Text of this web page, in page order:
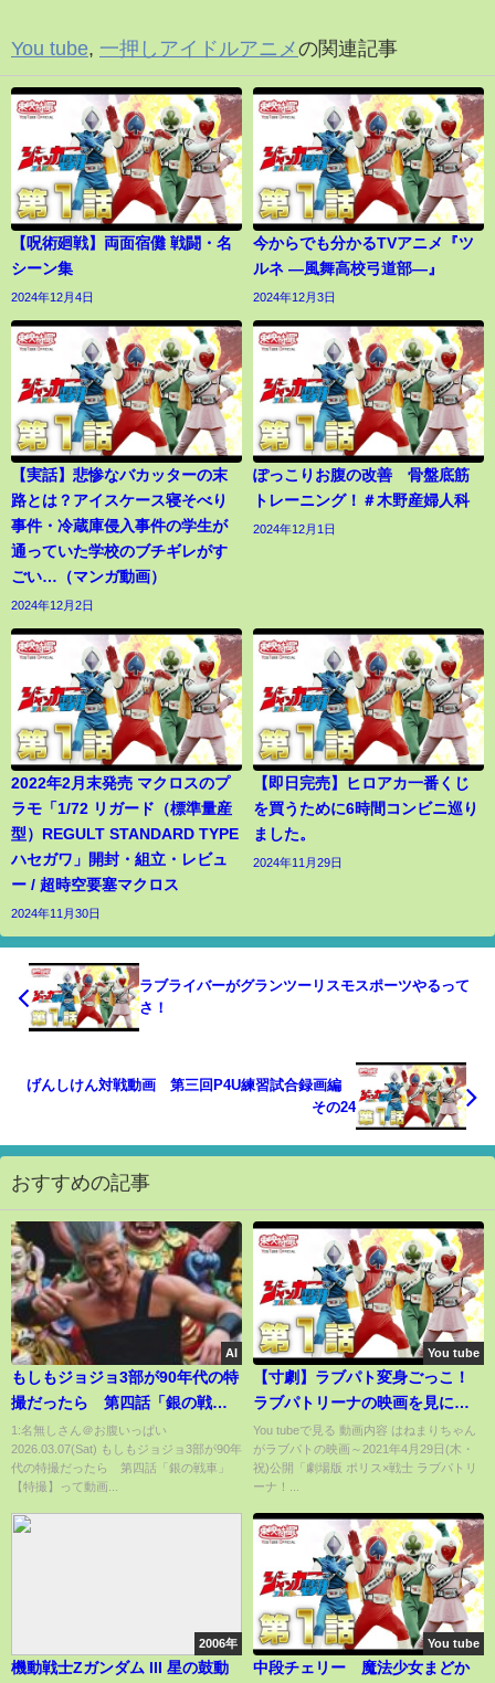
You tube, 一押しアイドルアニメの関連記事
【呪術廻戦】両面宿儺 戦闘・名
シーン集
2024年12月4日
今からでも分かるTVアニメ『ツ
ルネ ―風舞高校弓道部―』
2024年12月3日
【実話】悲惨なバカッターの末
路とは？アイスケース寝そべり
事件・冷蔵庫侵入事件の学生が
通っていた学校のブチギレがす
ごい…（マンガ動画）
2024年12月2日
ぽっこりお腹の改善 骨盤底筋
トレーニング！＃木野産婦人科
2024年12月1日
2022年2月末発売 マクロスのプ
ラモ「1/72 リガード（標準量産
型）REGULT STANDARD TYPE
ハセガワ」開封・組立・レビュ
ー / 超時空要塞マクロス
2024年11月30日
【即日完売】ヒロアカ一番くじ
を買うために6時間コンビニ巡り
ました。
2024年11月29日
ラブライバーがグランツーリスモスポーツやるって
さ！
げんしけん対戦動画 第三回P4U練習試合録画編
その24
おすすめの記事
AI
もしもジョジョ3部が90年代の特
撮だったら 第四話「銀の戦
車」 【特撮】
1:名無しさん＠お腹いっぱい
2026.03.07(Sat) もしもジョジョ3部が90年
代の特撮だったら 第四話「銀の戦車」
【特撮】って動画...
You tube
【寸劇】ラブパト変身ごっこ！
ラブパトリーナの映画を見に行
きたい！ - はねまりチャンネル
You tubeで見る 動画内容 はねまりちゃん
がラブパトの映画～2021年4月29日(木・
祝)公開「劇場版 ポリス×戦士 ラブパトリ
ーナ！...
2006年
機動戦士Zガンダム III 星の鼓動
You tube
中段チェリー 魔法少女まどか